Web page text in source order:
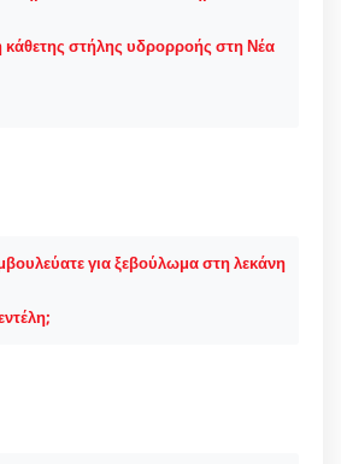
κάθετης στήλης υδρορροής στη Νέα
για ξεβούλωμα στη λεκάνη